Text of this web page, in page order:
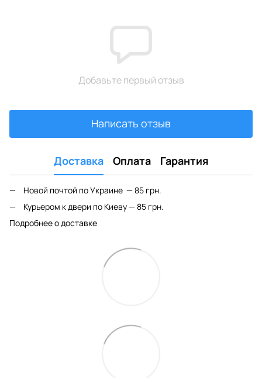
Добавьте первый отзыв
Написать отзыв
Доставка Оплата Гарантия
Новой почтой по Украине — 85 грн.
Курьером к двери по Киеву — 85 грн.
Подробнее о доставке